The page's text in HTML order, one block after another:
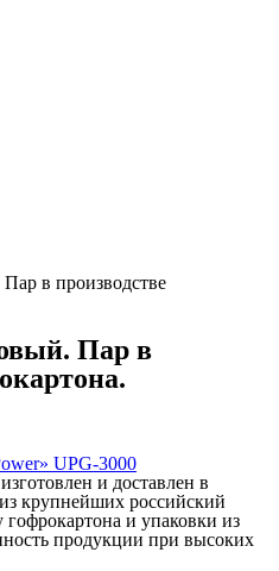
в производстве
Пар в
UPG-3000
и доставлен в
крупнейших российский
и упаковки из
продукции при высоких